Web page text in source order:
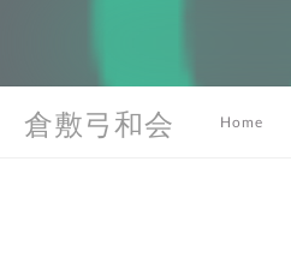
倉敷弓和会 Home